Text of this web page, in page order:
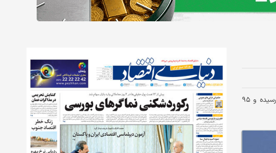
معاون راهبری تولید شرکت برق حرارتی گفت: برنامه تعمیرات نیروگاه‌های حرارتی کشور به گفته مسئولان به مراحل پایانی رسیده و ۹۵